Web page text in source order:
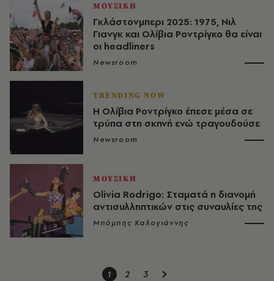
ΜΟΥΣΙΚΗ
Γκλάστονμπερι 2025: 1975, Νιλ
Γιανγκ και Ολίβια Ροντρίγκο θα είναι
οι headliners
Newsroom
TRENDING NOW
Η Ολίβια Ροντρίγκο έπεσε μέσα σε
τρύπα στη σκηνή ενώ τραγουδούσε
Newsroom
ΜΟΥΣΙΚΗ
Olivia Rodrigo: Σταματά η διανομή
αντισυλληπτικών στις συναυλίες της
Μπάμπης Καλογιάννης
1 2 3